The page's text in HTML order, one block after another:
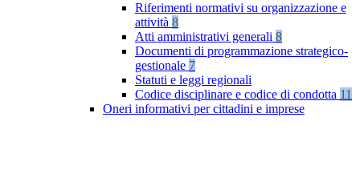
Riferimenti normativi su organizzazione e
attività 8
Atti amministrativi generali 8
Documenti di programmazione strategico-
gestionale 7
Statuti e leggi regionali
Codice disciplinare e codice di condotta 11
Oneri informativi per cittadini e imprese